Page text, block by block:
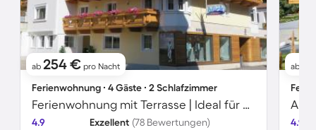
ab 254 € pro Nacht
Ferienwohnung ∙ 4 Gäste ∙ 2 Schlafzimmer
Ferienwohnung mit Terrasse | Ideal für Homeoffice
4.9 Exzellent (78 Bewertungen)
ab
4.9